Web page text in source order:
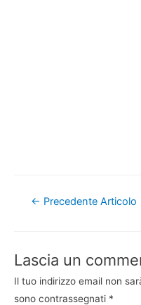
Navigazione
← Precedente Articolo
Lascia un
Il tuo indirizzo email non
sono contrassegnati *